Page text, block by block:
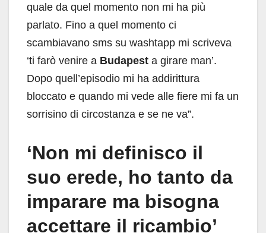
quale da quel momento non mi ha più
parlato. Fino a quel momento ci
scambiavano sms su washtapp mi scriveva
‘ti farò venire a Budapest a girare man’.
Dopo quell’episodio mi ha addirittura
bloccato e quando mi vede alle fiere mi fa un
sorrisino di circostanza e se ne va”.
‘Non mi definisco il
suo erede, ho tanto da
imparare ma bisogna
accettare il ricambio’